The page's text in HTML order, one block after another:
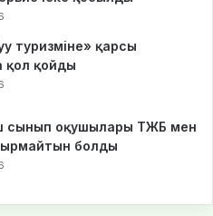
туризміне» қарсы
қол қойды
сынып оқушылары ТЖБ мен
болды